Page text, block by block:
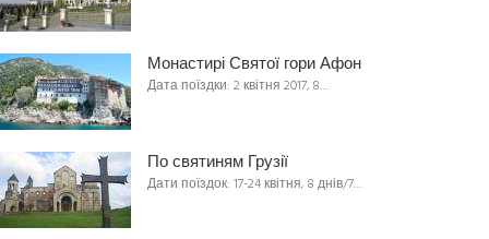
Монастирі Святої гори Афон
Дата поїздки: 2 квітня 2017, 8…
По святиням Грузії
Дати поїздок: 17-24 квітня, 8 днів/7…